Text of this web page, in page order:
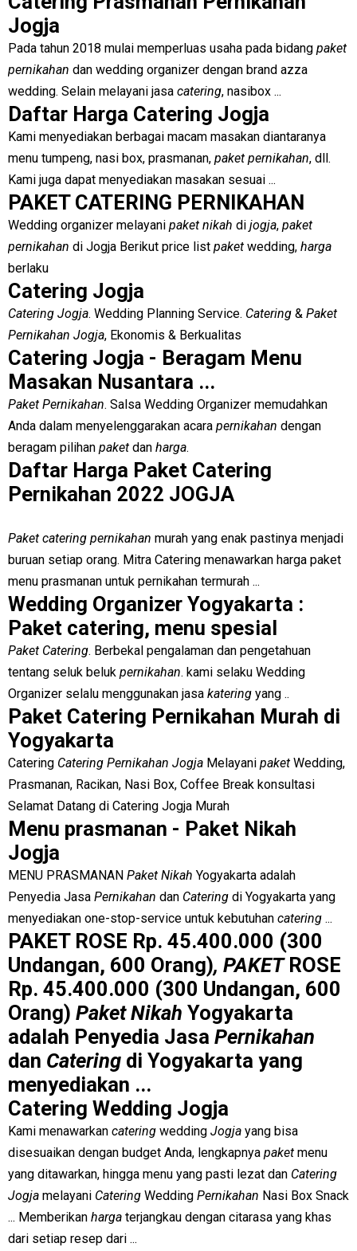
Jogja
Pada tahun 2018 mulai memperluas usaha pada bidang paket
pernikahan dan wedding organizer dengan brand azza
wedding. Selain melayani jasa catering, nasibox ...
Daftar Harga Catering Jogja
Kami menyediakan berbagai macam masakan diantaranya
menu tumpeng, nasi box, prasmanan, paket pernikahan, dll.
Kami juga dapat menyediakan masakan sesuai ...
PAKET CATERING PERNIKAHAN
Wedding organizer melayani paket nikah di jogja, paket
pernikahan di Jogja Berikut price list paket wedding, harga
berlaku
Catering Jogja
Catering Jogja. Wedding Planning Service. Catering & Paket
Pernikahan Jogja, Ekonomis & Berkualitas
Catering Jogja - Beragam Menu
Masakan Nusantara ...
Paket Pernikahan. Salsa Wedding Organizer memudahkan
Anda dalam menyelenggarakan acara pernikahan dengan
beragam pilihan paket dan harga.
Daftar Harga Paket Catering
Pernikahan 2022 JOGJA
Paket catering pernikahan murah yang enak pastinya menjadi
buruan setiap orang. Mitra Catering menawarkan harga paket
menu prasmanan untuk pernikahan termurah ...
Wedding Organizer Yogyakarta :
Paket catering, menu spesial
Paket Catering. Berbekal pengalaman dan pengetahuan
tentang seluk beluk pernikahan. kami selaku Wedding
Organizer selalu menggunakan jasa katering yang ..
Paket Catering Pernikahan Murah di
Yogyakarta
Catering Catering Pernikahan Jogja Melayani paket Wedding,
Prasmanan, Racikan, Nasi Box, Coffee Break konsultasi
Selamat Datang di Catering Jogja Murah
Menu prasmanan - Paket Nikah
Jogja
MENU PRASMANAN Paket Nikah Yogyakarta adalah
Penyedia Jasa Pernikahan dan Catering di Yogyakarta yang
menyediakan one-stop-service untuk kebutuhan catering ...
PAKET ROSE Rp. 45.400.000 (300
Undangan, 600 Orang), PAKETROSE
Rp. 45.400.000 (300 Undangan, 600
Orang) Paket Nikah Yogyakarta
adalah Penyedia Jasa Pernikahan
dan Catering di Yogyakarta yang
menyediakan ...
Catering Wedding Jogja
Kami menawarkan catering wedding Jogja yang bisa
disesuaikan dengan budget Anda, lengkapnya paket menu
yang ditawarkan, hingga menu yang pasti lezat dan Catering
Jogja melayani Catering Wedding Pernikahan Nasi Box Snack
... Memberikan harga terjangkau dengan citarasa yang khas
dari setiap resep dari ...